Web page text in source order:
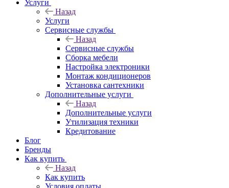
Услуги
Назад
Услуги
Сервисные службы
Назад
Сервисные службы
Сборка мебели
Настройка электроники
Монтаж кондиционеров
Установка сантехники
Дополнительные услуги
Назад
Дополнительные услуги
Утилизация техники
Кредитование
Блог
Бренды
Как купить
Назад
Как купить
Условия оплаты